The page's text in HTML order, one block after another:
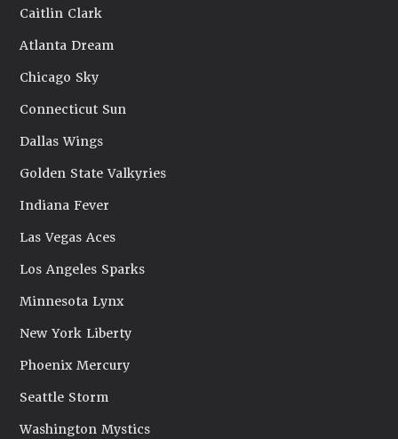
Caitlin Clark
Atlanta Dream
Chicago Sky
Connecticut Sun
Dallas Wings
Golden State Valkyries
Indiana Fever
Las Vegas Aces
Los Angeles Sparks
Minnesota Lynx
New York Liberty
Phoenix Mercury
Seattle Storm
Washington Mystics